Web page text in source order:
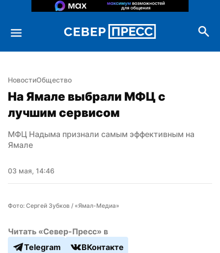
НовостиОбщество
На Ямале выбрали МФЦ с
лучшим сервисом
МФЦ Надыма признали самым эффективным на
Ямале
03 мая, 14:46
Фото: Сергей Зубков / «Ямал-Медиа»
Читать «Север-Пресс» в
Telegram
ВКонтакте